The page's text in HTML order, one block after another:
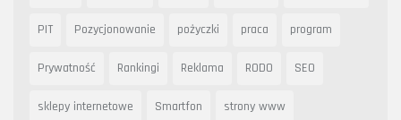
PIT Pozycjonowanie pożyczki praca program
Prywatność Rankingi Reklama RODO SEO
sklepy internetowe Smartfon strony www